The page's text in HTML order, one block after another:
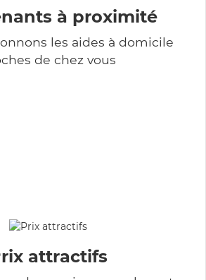
à proximité
les aides à domicile
de chez vous
attractifs